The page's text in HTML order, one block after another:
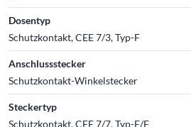
Dosentyp
Schutzkontakt, CEE 7/3, Typ-F
Anschlussstecker
Schutzkontakt-Winkelstecker
Steckertyp
Schutzkontakt, CEE 7/7, Typ-E/F